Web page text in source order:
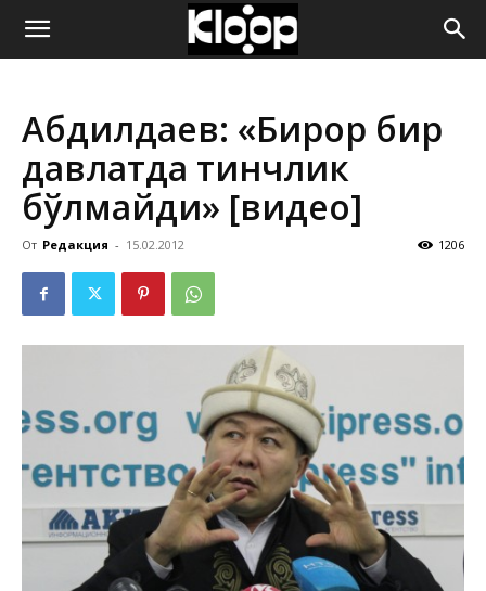
ҚИРҒИЗИСТОН
ЯНГИЛИКЛАРИ
Абдилдаев: «Бирор бир
давлатда тинчлик
бўлмайди» [видео]
От Редакция - 15.02.2012 1206